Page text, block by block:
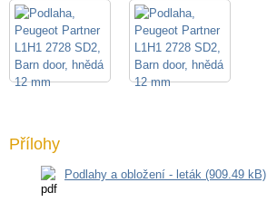
Přílohy
Podlahy a obložení - leták (909.49 kB)